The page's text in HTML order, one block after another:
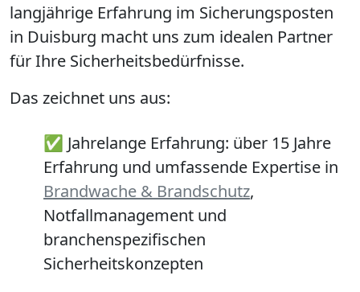
langjährige Erfahrung im Sicherungsposten
in Duisburg macht uns zum idealen Partner
für Ihre Sicherheitsbedürfnisse.
Das zeichnet uns aus:
✅ Jahrelange Erfahrung: über 15 Jahre
Erfahrung und umfassende Expertise in
Brandwache & Brandschutz,
Notfallmanagement und
branchenspezifischen
Sicherheitskonzepten